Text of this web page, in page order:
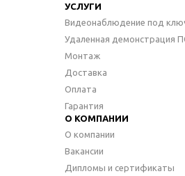
УСЛУГИ
Видеонаблюдение под
Удаленная демонстрация
Монтаж
Доставка
Оплата
Гарантия
О КОМПАНИИ
О компании
Вакансии
Дипломы и сертификаты